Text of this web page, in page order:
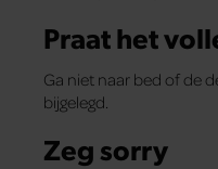
Praat het
Ga niet naar bed of de
bijgelegd.
Zeg sorry